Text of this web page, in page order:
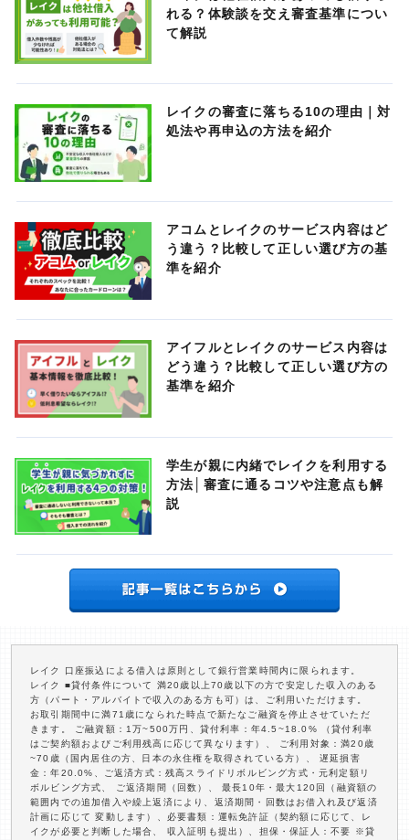
れる？体験談を交え審査基準につい
て解説
レイクの審査に落ちる10の理由｜対
処法や再申込の方法を紹介
アコムとレイクのサービス内容はど
う違う？比較して正しい選び方の基
準を紹介
アイフルとレイクのサービス内容は
どう違う？比較して正しい選び方の
基準を紹介
学生が親に内緒でレイクを利用する
方法│審査に通るコツや注意点も解
説
レイク 口座振込による借入は原則として銀行営業時間内に限られます。
レイク ■貸付条件について 満20歳以上70歳以下の方で安定した収入のある
方（パート・アルバイトで収入のある方も可）は、ご利用いただけます。
お取引期間中に満71歳になられた時点で新たなご融資を停止させていただ
きます。 ご融資額：1万~500万円、貸付利率：年4.5~18.0% （貸付利率
はご契約額およびご利用残高に応じて異なります）、 ご利用対象：満20歳
~70歳（国内居住の方、日本の永住権を取得されている方）、 遅延損害
金：年20.0%、ご返済方式：残高スライドリボルビング方式・元利定額リ
ボルビング方式、 ご返済期間（回数）、 最長10年・最大120回（融資額の
範囲内での追加借入や繰上返済により、返済期間・回数はお借入れ及び返済
計画に応じて 変動します）、必要書類：運転免許証（契約額に応じて、レ
イクが必要と判断した場合、 収入証明も提出）、担保・保証人：不要 ※貸